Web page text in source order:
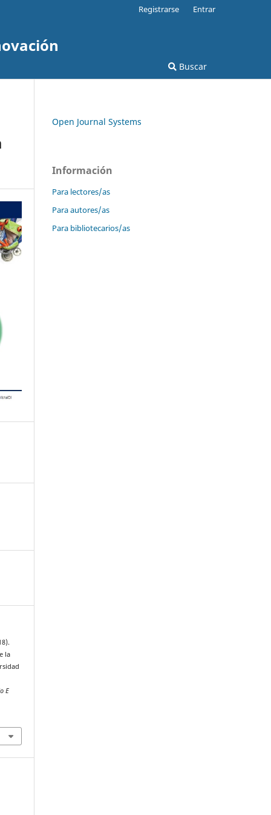
Buscar
Registrarse Entrar
la
E
Open Journal Systems
Información
Para lectores/as
Para autores/as
Para bibliotecarios/as